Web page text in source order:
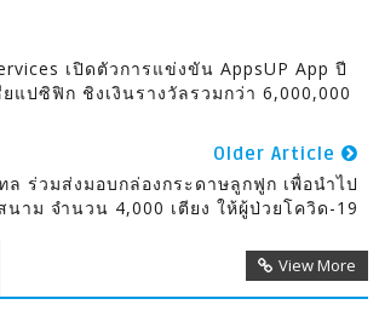
เปิดตัวการแข่งขัน AppsUP App ปี
แปซิฟิก ชิงเงินรางวัลรวมกว่า 6,000,000
Older Article
ล ร่วมส่งมอบกล่องกระดาษลูกฟูก เพื่อนำไป
นาม จำนวน 4,000 เตียง ให้ผู้ป่วยโควิด-19
View More